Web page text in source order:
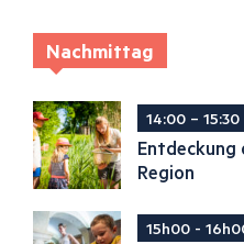
Nachmittag
14:00 –
Entdeckung
Region
15h00 -